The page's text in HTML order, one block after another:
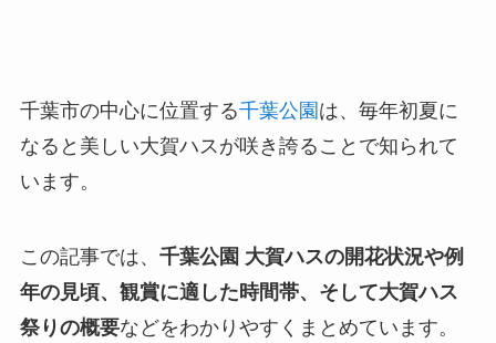
千葉市の中心に位置する千葉公園は、毎年初夏に
なると美しい大賀ハスが咲き誇ることで知られて
います。
この記事では、 千葉公園 大賀ハスの開花状況や例
年の見頃、観賞に適した時間帯、そして大賀ハス
祭りの概要などをわかりやすくまとめています。